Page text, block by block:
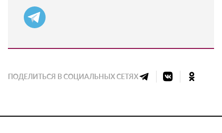
ПОДЕЛИТЬСЯ В СОЦИАЛЬНЫХ СЕТЯХ